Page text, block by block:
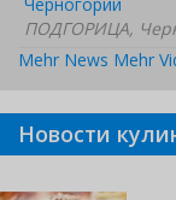
ПОДГОРИЦА,
Mehr News Mehr
Новости